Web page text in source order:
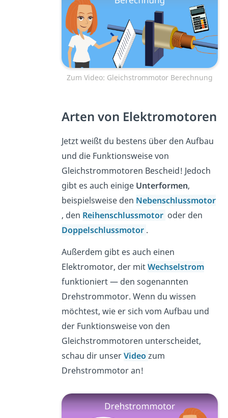
Zum Video: Gleichstrommotor Berechnung
Arten von Elektromotoren
Jetzt weißt du bestens über den Aufbau
und die Funktionsweise von
Gleichstrommotoren Bescheid! Jedoch
gibt es auch einige Unterformen,
beispielsweise den Nebenschlussmotor
, den Reihenschlussmotor oder den
Doppelschlussmotor .
Außerdem gibt es auch einen
Elektromotor, der mitWechselstrom
funktioniert — den sogenannten
Drehstrommotor. Wenn du wissen
möchtest, wie er sich vom Aufbau und
der Funktionsweise von den
Gleichstrommotoren unterscheidet,
schau dir unserVideozum
Drehstrommotor an!